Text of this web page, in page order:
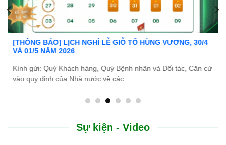
Ưu đãi đặc biệt: Khám chữa bệnh áp dụng BHYT
do thiên tai lũ lụt, Bệnh viện Bình Dân ...
Sự kiện - Video